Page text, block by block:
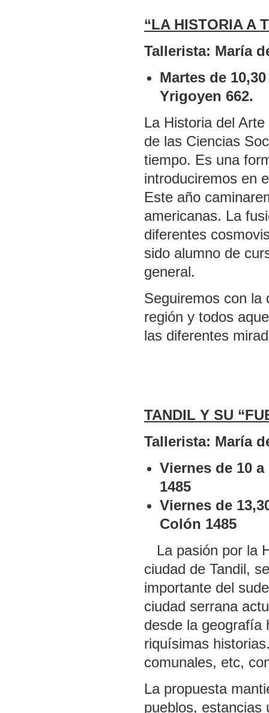
“LA HISTORIA A
Tallerista: María
Martes de
Yrigoyen 662.
La Historia del
de las Ciencias
tiempo. Es una
introduciremos en
Este año
americanas. La
diferentes
sido alumno de
general.
Seguiremos con la
región y todos
las diferentes
TANDIL Y SU
Tallerista: María
Viernes de 10
1485
Viernes de
Colón 1485
La pasión por la
ciudad de Tandil,
importante del
ciudad serrana
desde la geografía
riquísimas
comunales, etc,
La propuesta
pueblos, estancias